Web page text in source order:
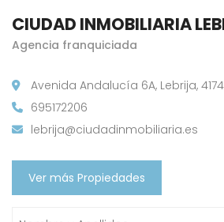
CIUDAD INMOBILIARIA
Agencia franquiciada
Avenida Andalucía 6A, Lebrija,
695172206
lebrija@ciudadinmobiliaria.es
Ver más Propiedades